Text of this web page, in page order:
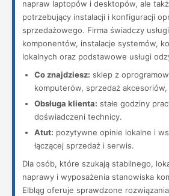
napraw laptopów i desktopów, ale
potrzebujący instalacji i konfiguracji
sprzedażowego. Firma świadczy
komponentów, instalacje systemów,
lokalnych oraz podstawowe usługi
Co znajdziesz: sklep z
komputerów, sprzedaż
Obsługa klienta: stałe godziny
doświadczeni technicy.
Atut: pozytywne opinie lokalne i
łączącej sprzedaż i serwis.
Dla osób, które szukają stabilnego,
naprawy i wyposażenia stanowiska
Elbląg oferuje sprawdzone